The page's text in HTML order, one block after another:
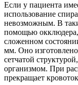
Если у пациента
использование
невозможным. В
помощью
сложенном
мм. Оно изготовлено
сетчатой
организмом. При
прекращает